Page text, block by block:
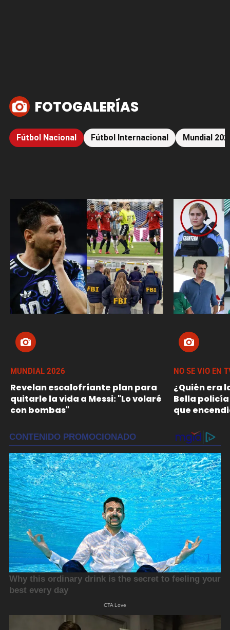
FOTOGALERÍAS
Fútbol Nacional Fútbol Internacional Mundial
MUNDIAL 2026
Revelan escalofríante plan para
quitarle la vida a Messi: "Lo volaré
con bombas"
NO SE VIO EN
¿Quién era
Bella policía
que